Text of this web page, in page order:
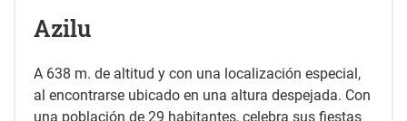
Azilu
A 638 m. de altitud y con una localización especial,
al encontrarse ubicado en una altura despejada. Con
una población de 29 habitantes, celebra sus fiestas